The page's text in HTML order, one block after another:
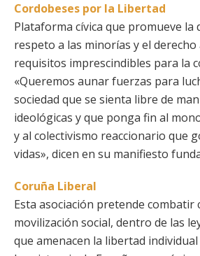
Cordobeses por la Libertad
Plataforma cívica que promueve la
respeto a las minorías y el
requisitos imprescindibles para la
«Queremos aunar fuerzas para
sociedad que se sienta libre de
ideológicas y que ponga fin al
y al colectivismo reaccionario que
vidas», dicen en su manifiesto
Coruña Liberal
Esta asociación pretende combatir
movilización social, dentro de las
que amenacen la libertad